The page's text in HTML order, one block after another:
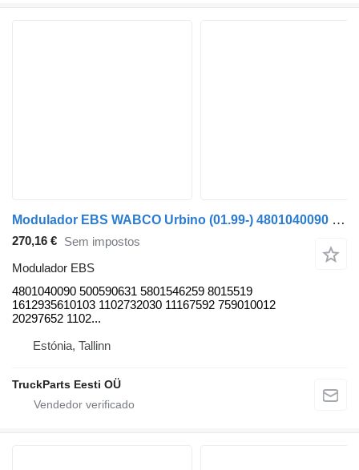
Modulador EBS WABCO Urbino (01.99-) 4801040090 para autocarro Solaris Urbino, Alpino, Vacanza (1999-)
270,16 € Sem impostos
Modulador EBS
4801040090 500590631 5801546259 8015519
1612935610103 1102732030 11167592 759010012
20297652 1102...
Estónia, Tallinn
TruckParts Eesti OÜ